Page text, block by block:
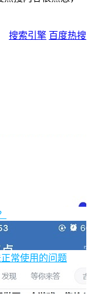
搜索引擎 百度热搜
正常使用的问题